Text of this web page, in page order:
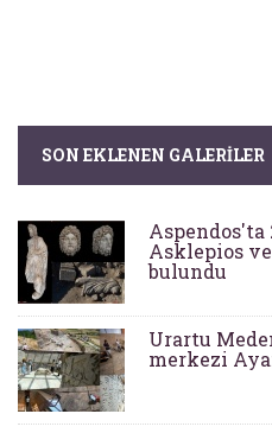
SON EKLENEN GALERILER
Asklepios
bulundu
Urartu
merkezi